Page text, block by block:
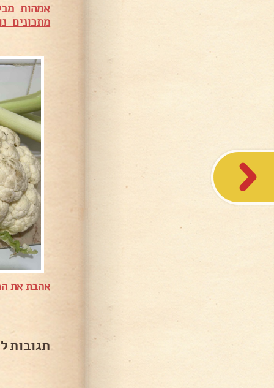
אמהות
מתכונים
אהבת את
תגובות